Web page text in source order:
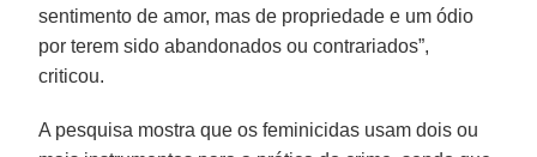
sentimento de amor, mas de propriedade e um ódio
por terem sido abandonados ou contrariados”,
criticou.
A pesquisa mostra que os feminicidas usam dois ou